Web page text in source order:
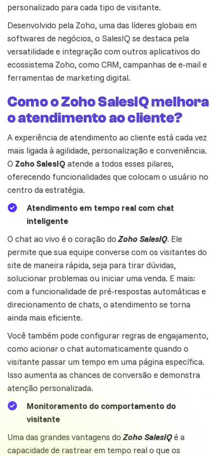
personalizado para cada tipo de visitante.
Desenvolvido pela Zoho, uma das líderes globais em
softwares de negócios, o SalesIQ se destaca pela
versatilidade e integração com outros aplicativos do
ecossistema Zoho, como CRM, campanhas de e-mail e
ferramentas de marketing digital.
Como o Zoho SalesIQ melhora
o atendimento ao cliente?
Aexperiênciade atendimento ao cliente está cada vez
mais ligada à agilidade, personalização e conveniência.
O Zoho SalesIQatende a todos esses pilares,
oferecendo funcionalidades que colocam o usuário no
centro da estratégia.
Atendimento em tempo real com chat
inteligente
O chat ao vivo é o coração doZoho SalesIQ. Ele
permite que sua equipe converse com os visitantes do
site de maneira rápida, seja para tirar dúvidas,
solucionar problemas ou iniciar uma venda. E mais:
com a funcionalidade de pré-respostas automáticas e
direcionamento de chats, o atendimento se torna
ainda mais eficiente.
Você também pode configurar regras de engajamento,
como acionar o chat automaticamente quando o
visitante passar um tempo em uma página específica.
Isso aumenta as chances deconversãoe demonstra
atenção personalizada.
Monitoramento do comportamento do
visitante
Uma das grandes vantagens doZoho SalesIQé a
capacidade de rastrear em tempo real o que os